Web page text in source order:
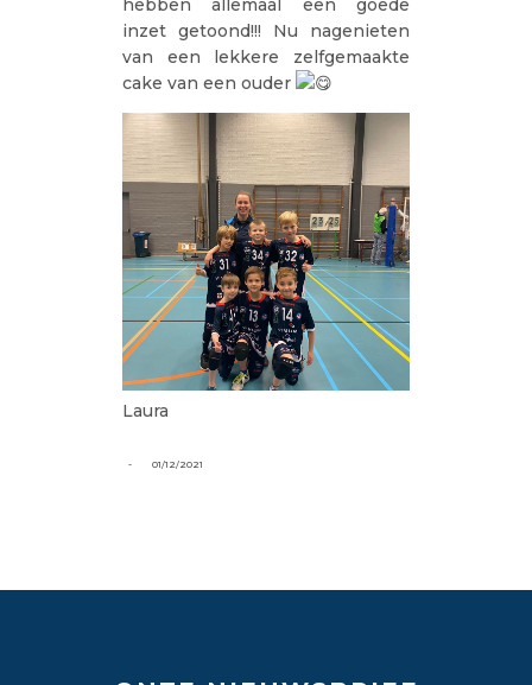
inzet getoond!!! Nu nagenieten
van een lekkere zelfgemaakte
cake van een ouder
Laura
- 01/12/2021